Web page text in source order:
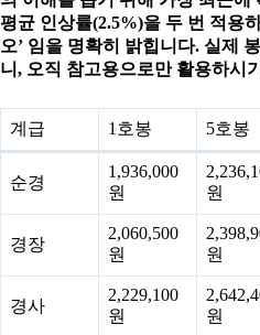
평균 인상률(2.5%)을 두 번 적용
오’ 임을 명확히 밝힙니다. 실제
니, 오직 참고용으로만 활용하시
계급 1호봉 5호봉
순경
1,936,000
원
원
경장
2,060,500
원
원
경사
2,229,100
원
원